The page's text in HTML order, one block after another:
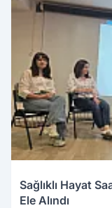
Sağlıklı Hayat
Ele Alındı